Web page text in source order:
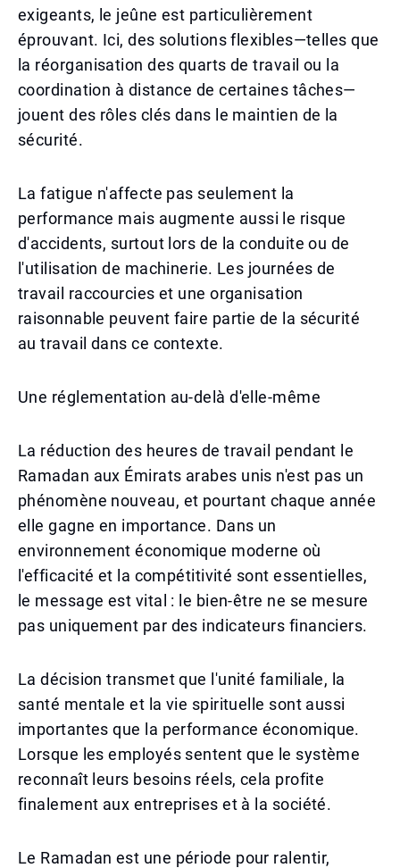
exigeants, le jeûne est particulièrement
éprouvant. Ici, des solutions flexibles—telles que
la réorganisation des quarts de travail ou la
coordination à distance de certaines tâches—
jouent des rôles clés dans le maintien de la
sécurité.
La fatigue n'affecte pas seulement la
performance mais augmente aussi le risque
d'accidents, surtout lors de la conduite ou de
l'utilisation de machinerie. Les journées de
travail raccourcies et une organisation
raisonnable peuvent faire partie de la sécurité
au travail dans ce contexte.
Une réglementation au-delà d'elle-même
La réduction des heures de travail pendant le
Ramadan aux Émirats arabes unis n'est pas un
phénomène nouveau, et pourtant chaque année
elle gagne en importance. Dans un
environnement économique moderne où
l'efficacité et la compétitivité sont essentielles,
le message est vital : le bien-être ne se mesure
pas uniquement par des indicateurs financiers.
La décision transmet que l'unité familiale, la
santé mentale et la vie spirituelle sont aussi
importantes que la performance économique.
Lorsque les employés sentent que le système
reconnaît leurs besoins réels, cela profite
finalement aux entreprises et à la société.
Le Ramadan est une période pour ralentir,